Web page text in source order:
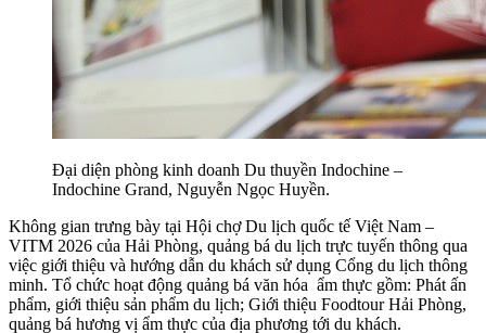
Đại diện phòng kinh doanh Du thuyền Indochine –
Indochine Grand, Nguyễn Ngọc Huyền.
Không gian trưng bày tại Hội chợ Du lịch quốc tế Việt Nam –
VITM 2026 của Hải Phòng, quảng bá du lịch trực tuyến thông qua
việc giới thiệu và hướng dẫn du khách sử dụng Cổng du lịch thông
minh. Tổ chức hoạt động quảng bá văn hóa ẩm thực gồm: Phát ấn
phẩm, giới thiệu sản phẩm du lịch; Giới thiệu Foodtour Hải Phòng,
quảng bá hương vị ẩm thực của địa phương tới du khách.